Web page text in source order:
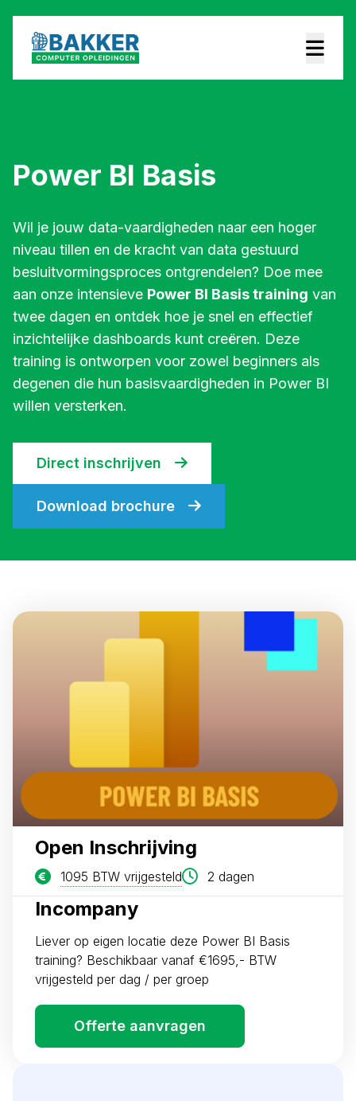
Power BI Basis
Wil je jouw data-vaardigheden naar een hoger
niveau tillen en de kracht van data gestuurd
besluitvormingsproces ontgrendelen? Doe mee
aan onze intensieve Power BI Basis training van
twee dagen en ontdek hoe je snel en effectief
inzichtelijke dashboards kunt creëren. Deze
training is ontworpen voor zowel beginners als
degenen die hun basisvaardigheden in Power BI
willen versterken.
Direct inschrijven
Download brochure
Open Inschrijving
1095 BTW vrijgesteld 2 dagen
Incompany
Liever op eigen locatie deze Power BI Basis
training? Beschikbaar vanaf €1695,- BTW
vrijgesteld per dag / per groep
Offerte aanvragen